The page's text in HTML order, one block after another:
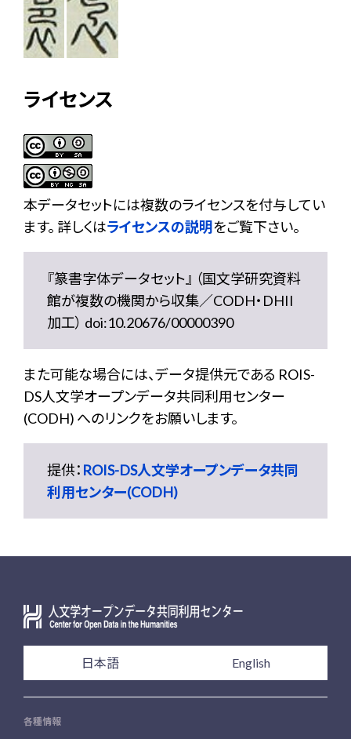
ライセンス
本データセットには複数のライセンスを付与してい
ます。 詳しくはライセンスの説明をご覧下さい。
『篆書字体データセット』 （国文学研究資料
館が複数の機関から収集／CODH・DHII
加工） doi:10.20676/00000390
また可能な場合には、データ提供元である ROIS-
DS人文学オープンデータ共同利用センター
(CODH) へのリンクをお願いします。
提供： ROIS-DS人文学オープンデータ共同
利用センター(CODH)
日本語 English
各種情報